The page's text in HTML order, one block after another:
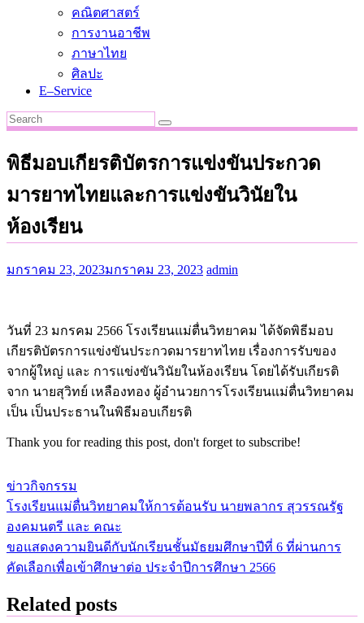
คณิตศาสตร์
การงานอาชีพ
ภาษาไทย
ศิลปะ
E–Service
พิธีมอบเกียรติบัตรการแข่งขันประกวด
มารยาทไทยและการแข่งขันวินัยใน
ห้องเรียน
มกราคม 23, 2023มกราคม 23, 2023 admin
วันที่ 23 มกรคม 2566 โรงเรียนแม่ตื่นวิทยาคม ได้จัดพิธีมอบ
เกียรติบัตรการแข่งขันประกวดมารยาทไทย เรื่องการรับของ
จากผู้ใหญ่ และ การแข่งขันวินัยในห้องเรียน โดยได้รับเกียรติ
จาก นายสุวิทย์ เหลืองทอง ผู้อำนวยการโรงเรียนแม่ตื่นวิทยาคม
เป็น เป็นประธานในพิธีมอบเกียรติ
Thank you for reading this post, don't forget to subscribe!
ข่าวกิจกรรม
แนะแนว
เรื่อง
โรงเรียนแม่ตื่นวิทยาคมให้การต้อนรับ นายพลากร สุวรรณรัฐ
องคมนตรี และ คณะ
ขอแสดงความยินดีกับนักเรียนชั้นมัธยมศึกษาปีที่ 6 ที่ผ่านการ
คัดเลือกเพื่อเข้าศึกษาต่อ ประจำปีการศึกษา 2566
Related posts